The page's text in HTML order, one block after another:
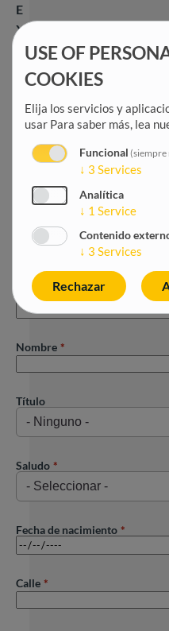
E
X
O
Empleo
Apellido
Nombre
Título
Saludo
Fecha de nacimiento
Calle
USE OF
COOKIES
Elija los servicios y
usar Para saber más, lea
Funcional
↓ 3 Services
Analítica
↓ 1 Service
Contenido
↓ 3 Services
Rechazar